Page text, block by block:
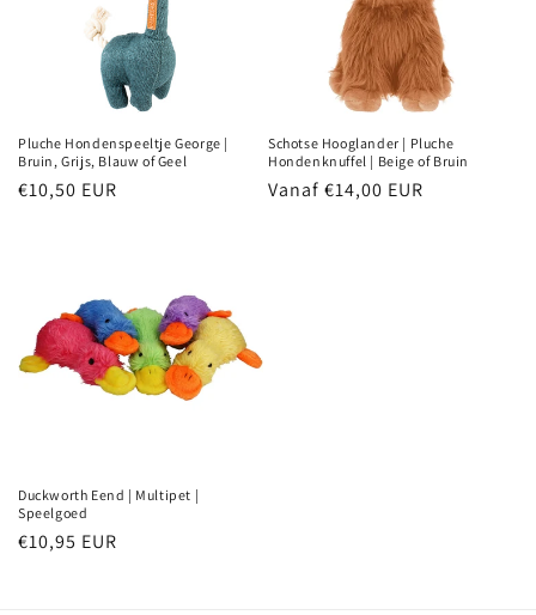
Pluche Hondenspeeltje George |
Bruin, Grijs, Blauw of Geel
Normale
€10,50 EUR
Schotse Hooglander | Pluche
Hondenknuffel | Beige of Bruin
Normale
Vanaf €14,00 EUR
Duckworth Eend | Multipet |
Speelgoed
Normale
€10,95 EUR